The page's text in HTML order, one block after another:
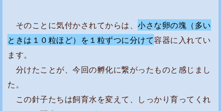
そのことに気付かされてからは、 小さな卵の塊（多い
ときは１０粒ほど）を１粒ずつに分けて容器に入れてい
ます。
分けたことが、今回の孵化に繋がったものと感じまし
た。
この針子たちは飼育水を変えて、しっかり育ってくれ